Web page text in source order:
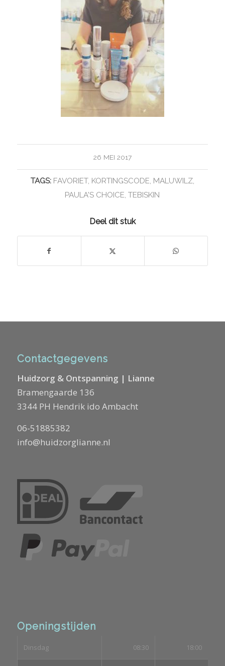
26 MEI 2017
TAGS: FAVORIET, KORTINGSCODE, MALUWILZ,
PAULA'S CHOICE,TEBISKIN
Deel dit stuk
Contactgegevens
Huidzorg & Ontspanning | Lianne
Bramengaarde 136
3344 PH Hendrik ido Ambacht
06-51885382
info@huidzorglianne.nl
Openingstijden
Dinsdag 08:30 18:00